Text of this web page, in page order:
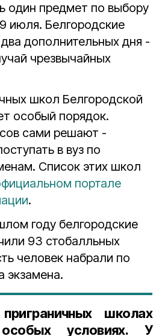
один предмет по выбору
июля. Белгородские
дополнительных дня -
чрезвычайных
школ Белгородской
особый порядок.
сами решают -
в вуз по
Список этих школ
портале
.
году белгородские
93 стобалльных
человек набрали по
экзамена.
школах
условиях. У